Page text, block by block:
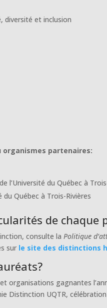
diversité et inclusion
organismes partenaires:
l’Université du Québec à
Québec à Trois-Rivières
de chaque
consulte la Politique
sur le site des distinctions
organisations gagnantes
Distinction UQTR,